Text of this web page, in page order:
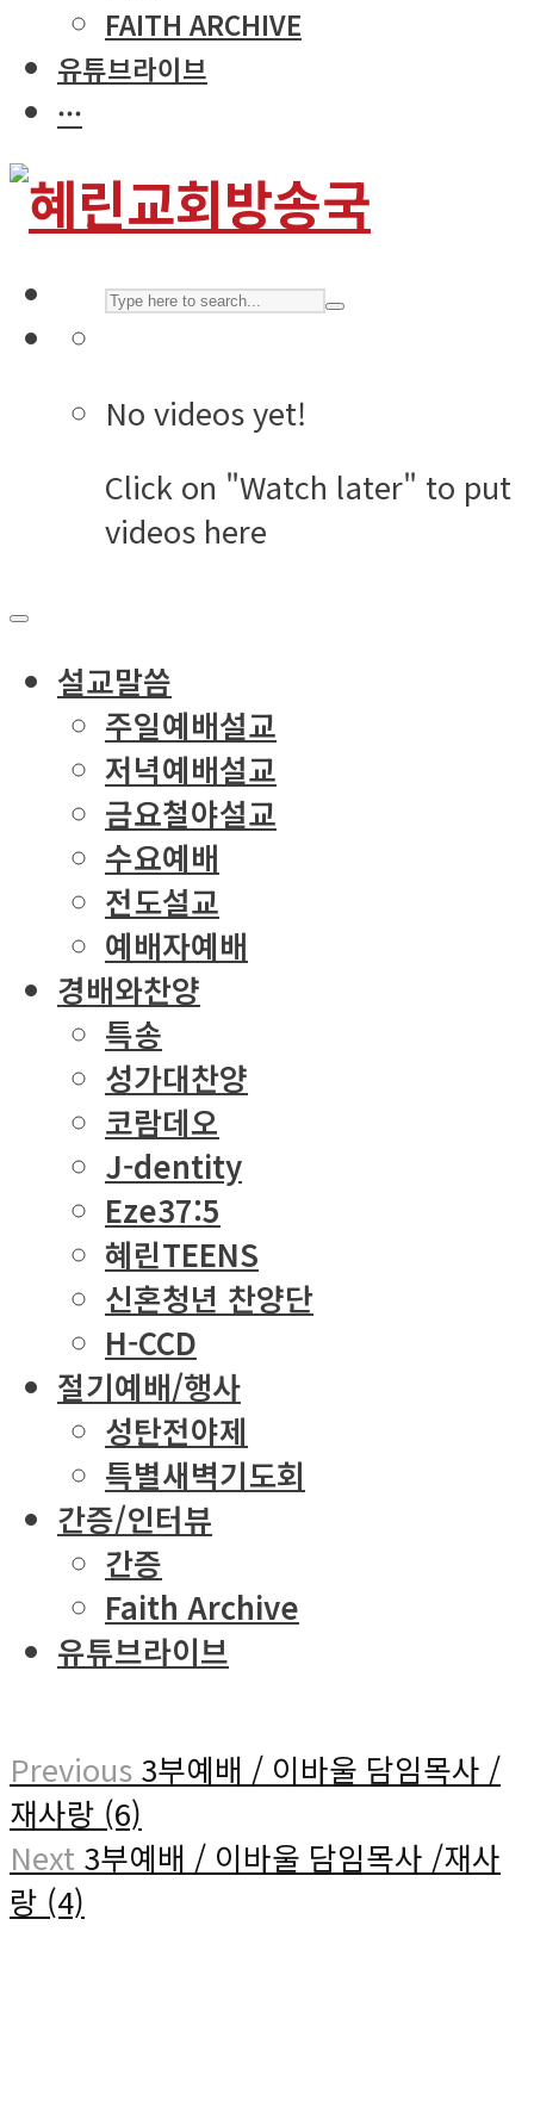
FAITH ARCHIVE
유튜브라이브
···
No videos yet!
Click on "Watch later" to put
videos here
설교말씀
주일예배설교
저녁예배설교
금요철야설교
수요예배
전도설교
예배자예배
경배와찬양
특송
성가대찬양
코람데오
J-dentity
Eze37:5
혜린TEENS
신혼청년 찬양단
H-CCD
절기예배/행사
성탄전야제
특별새벽기도회
간증/인터뷰
간증
Faith Archive
유튜브라이브
Previous 3부예배 / 이바울 담임목사 /
재사랑 (6)
Next 3부예배 / 이바울 담임목사 /재사
랑 (4)